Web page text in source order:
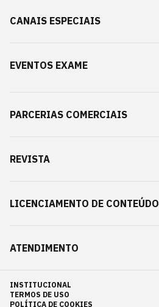
CANAIS ESPECIAIS
EVENTOS EXAME
PARCERIAS COMERCIAIS
REVISTA
LICENCIAMENTO DE CONTEÚDO
ATENDIMENTO
INSTITUCIONAL
TERMOS DE USO
POLÍTICA DE COOKIES